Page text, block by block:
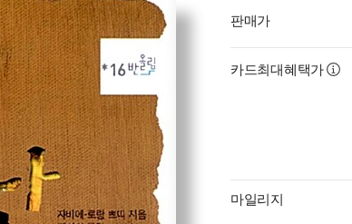
판매가
카드최대혜택가
마일리지